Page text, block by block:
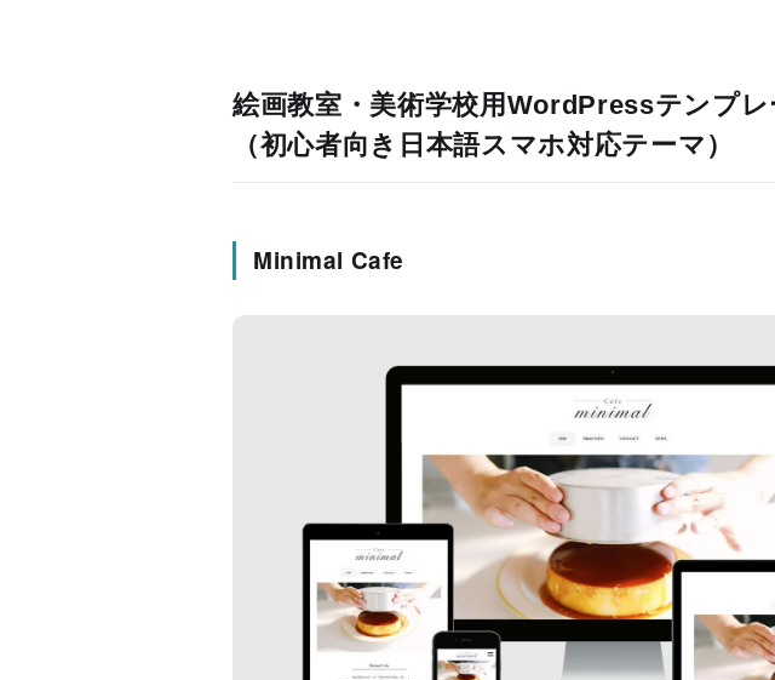
絵画教室・美術学校用WordPressテンプ
（初心者向き日本語スマホ対応テーマ）
Minimal Cafe